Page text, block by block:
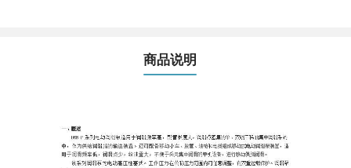
商品说明